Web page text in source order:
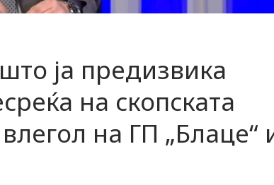
ја предизвика
на скопската
на ГП „Блаце“